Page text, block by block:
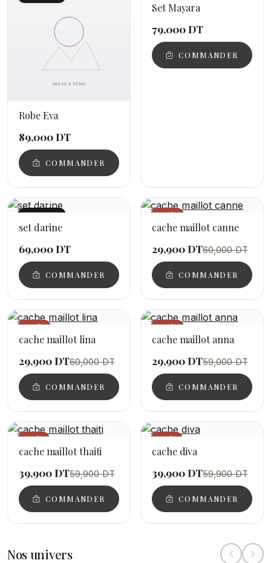
Robe Eva
89,000 DT
COMMANDER
Set Mayara
79,000 DT
COMMANDER
NOUVEAU
set darine
69,000 DT
COMMANDER
−50%
cache maillot canne
29,900 DT60,000 DT
COMMANDER
−50%
cache maillot lina
29,900 DT60,000 DT
COMMANDER
−49%
cache maillot anna
29,900 DT59,000 DT
COMMANDER
−33%
cache maillot thaiti
39,900 DT59,900 DT
COMMANDER
−33%
cache diva
39,900 DT59,900 DT
COMMANDER
Nos univers